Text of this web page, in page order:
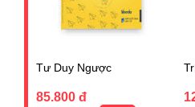
Tư Duy Ngược
85.800 đ